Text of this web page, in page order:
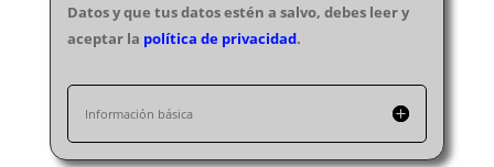
Datos y que tus datos estén a salvo, debes leer y
aceptar la política de privacidad.
Información básica